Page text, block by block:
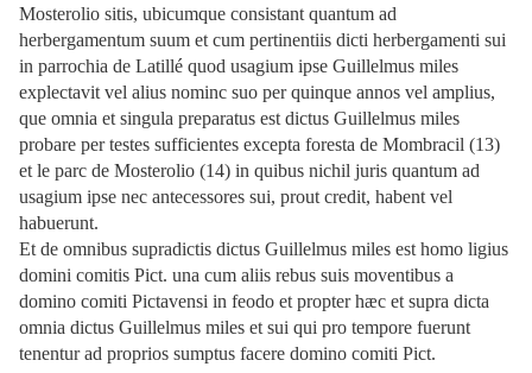
Mosterolio sitis, ubicumque consistant quantum ad
herbergamentum suum et cum pertinentiis dicti herbergamenti sui
in parrochia de Latillé quod usagium ipse Guillelmus miles
explectavit vel alius nominc suo per quinque annos vel amplius,
que omnia et singula preparatus est dictus Guillelmus miles
probare per testes sufficientes excepta foresta de Mombracil (13)
et le parc de Mosterolio (14) in quibus nichil juris quantum ad
usagium ipse nec antecessores sui, prout credit, habent vel
habuerunt.
Et de omnibus supradictis dictus Guillelmus miles est homo ligius
domini comitis Pict. una cum aliis rebus suis moventibus a
domino comiti Pictavensi in feodo et propter hæc et supra dicta
omnia dictus Guillelmus miles et sui qui pro tempore fuerunt
tenentur ad proprios sumptus facere domino comiti Pict.